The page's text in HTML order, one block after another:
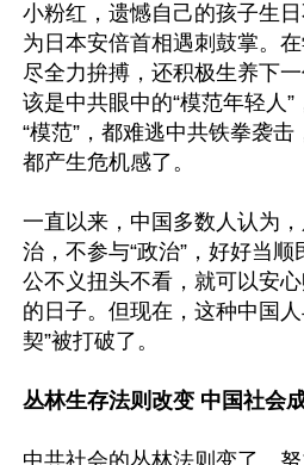
小粉红，遗憾自己的孩子生日
为日本安倍首相遇刺鼓掌。
尽全力拚搏，还积极生养下
该是中共眼中的“模范年轻人
“模范”，都难逃中共铁拳袭
都产生危机感了。
一直以来，中国多数人认为
治，不参与“政治”，好好当
公不义扭头不看，就可以安
的日子。但现在，这种中国
契”被打破了。
丛林生存法则改变 中国社会
中共社会的丛林法则变了。